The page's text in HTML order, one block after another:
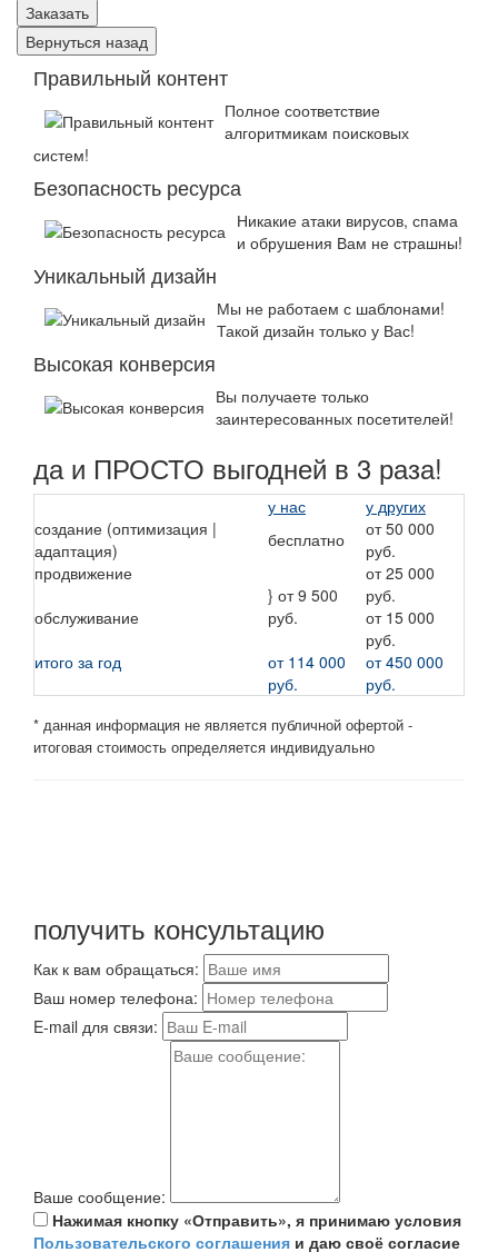
Правильный контент
Полное соответствие
алгоритмикам поисковых
систем!
Безопасность ресурса
Никакие атаки вирусов, спама
и обрушения Вам не страшны!
Уникальный дизайн
Мы не работаем с шаблонами!
Такой дизайн только у Вас!
Высокая конверсия
Вы получаете только
заинтересованных посетителей!
да и ПРОСТО выгодней в 3 раза!
у нас
у других
создание (оптимизация |
адаптация)
бесплатно
от 50 000
руб.
продвижение
} от 9 500
руб.
от 25 000
руб.
обслуживание
от 15 000
руб.
итого за год
от 114 000
руб.
от 450 000
руб.
* данная информация не является публичной офертой -
итоговая стоимость определяется индивидуально
получить консультацию
Как к вам обращаться:
Ваш номер телефона:
E-mail для связи:
Ваше сообщение:
Нажимая кнопку «Отправить», я принимаю условия
Пользовательского соглашения и даю своё согласие